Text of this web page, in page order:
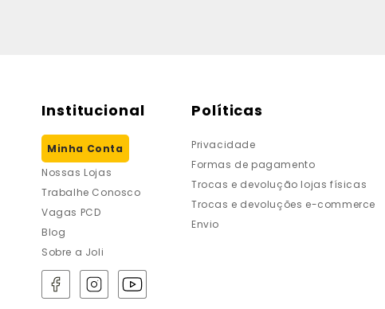
Institucional
Minha Conta
Nossas Lojas
Trabalhe Conosco
Vagas PCD
Blog
Sobre a Joli
Políticas
Privacidade
Formas de pagamento
Trocas e devolução lojas físicas
Trocas e devoluções e-commerce
Envio